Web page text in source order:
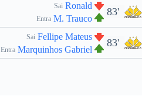
83'
Sai Ronald
Entra M. Trauco
83'
Sai Fellipe Mateus
Entra Marquinhos Gabriel